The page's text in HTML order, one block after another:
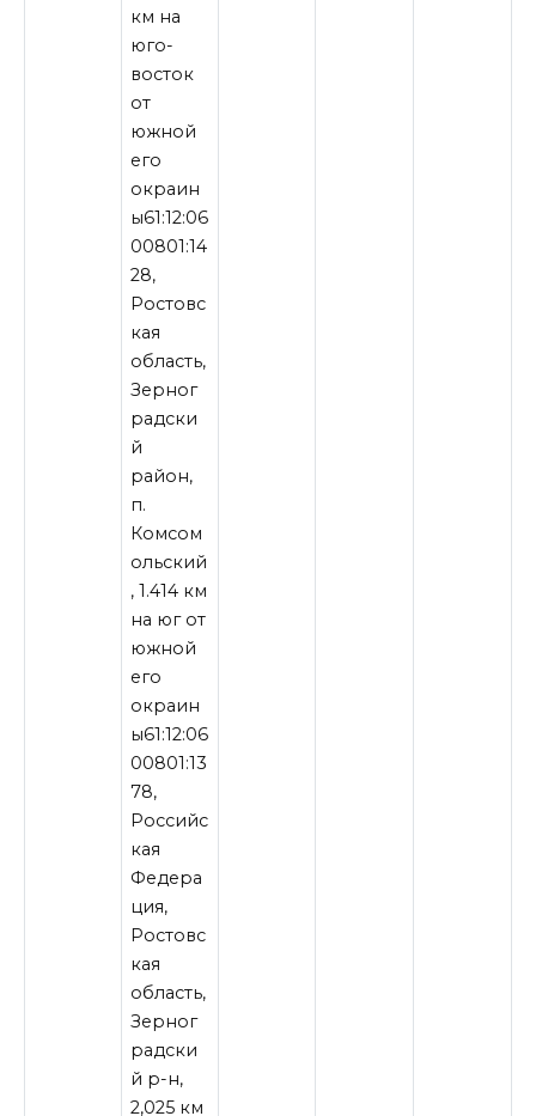
км на
юго-
восток
от
южной
его
окраин
ы61:12:06
00801:14
28,
Ростовс
кая
область,
Зерног
радски
й
район,
п.
Комсом
ольский
, 1.414 км
на юг от
южной
его
окраин
ы61:12:06
00801:13
78,
Российс
кая
Федера
ция,
Ростовс
кая
область,
Зерног
радски
й р-н,
2,025 км